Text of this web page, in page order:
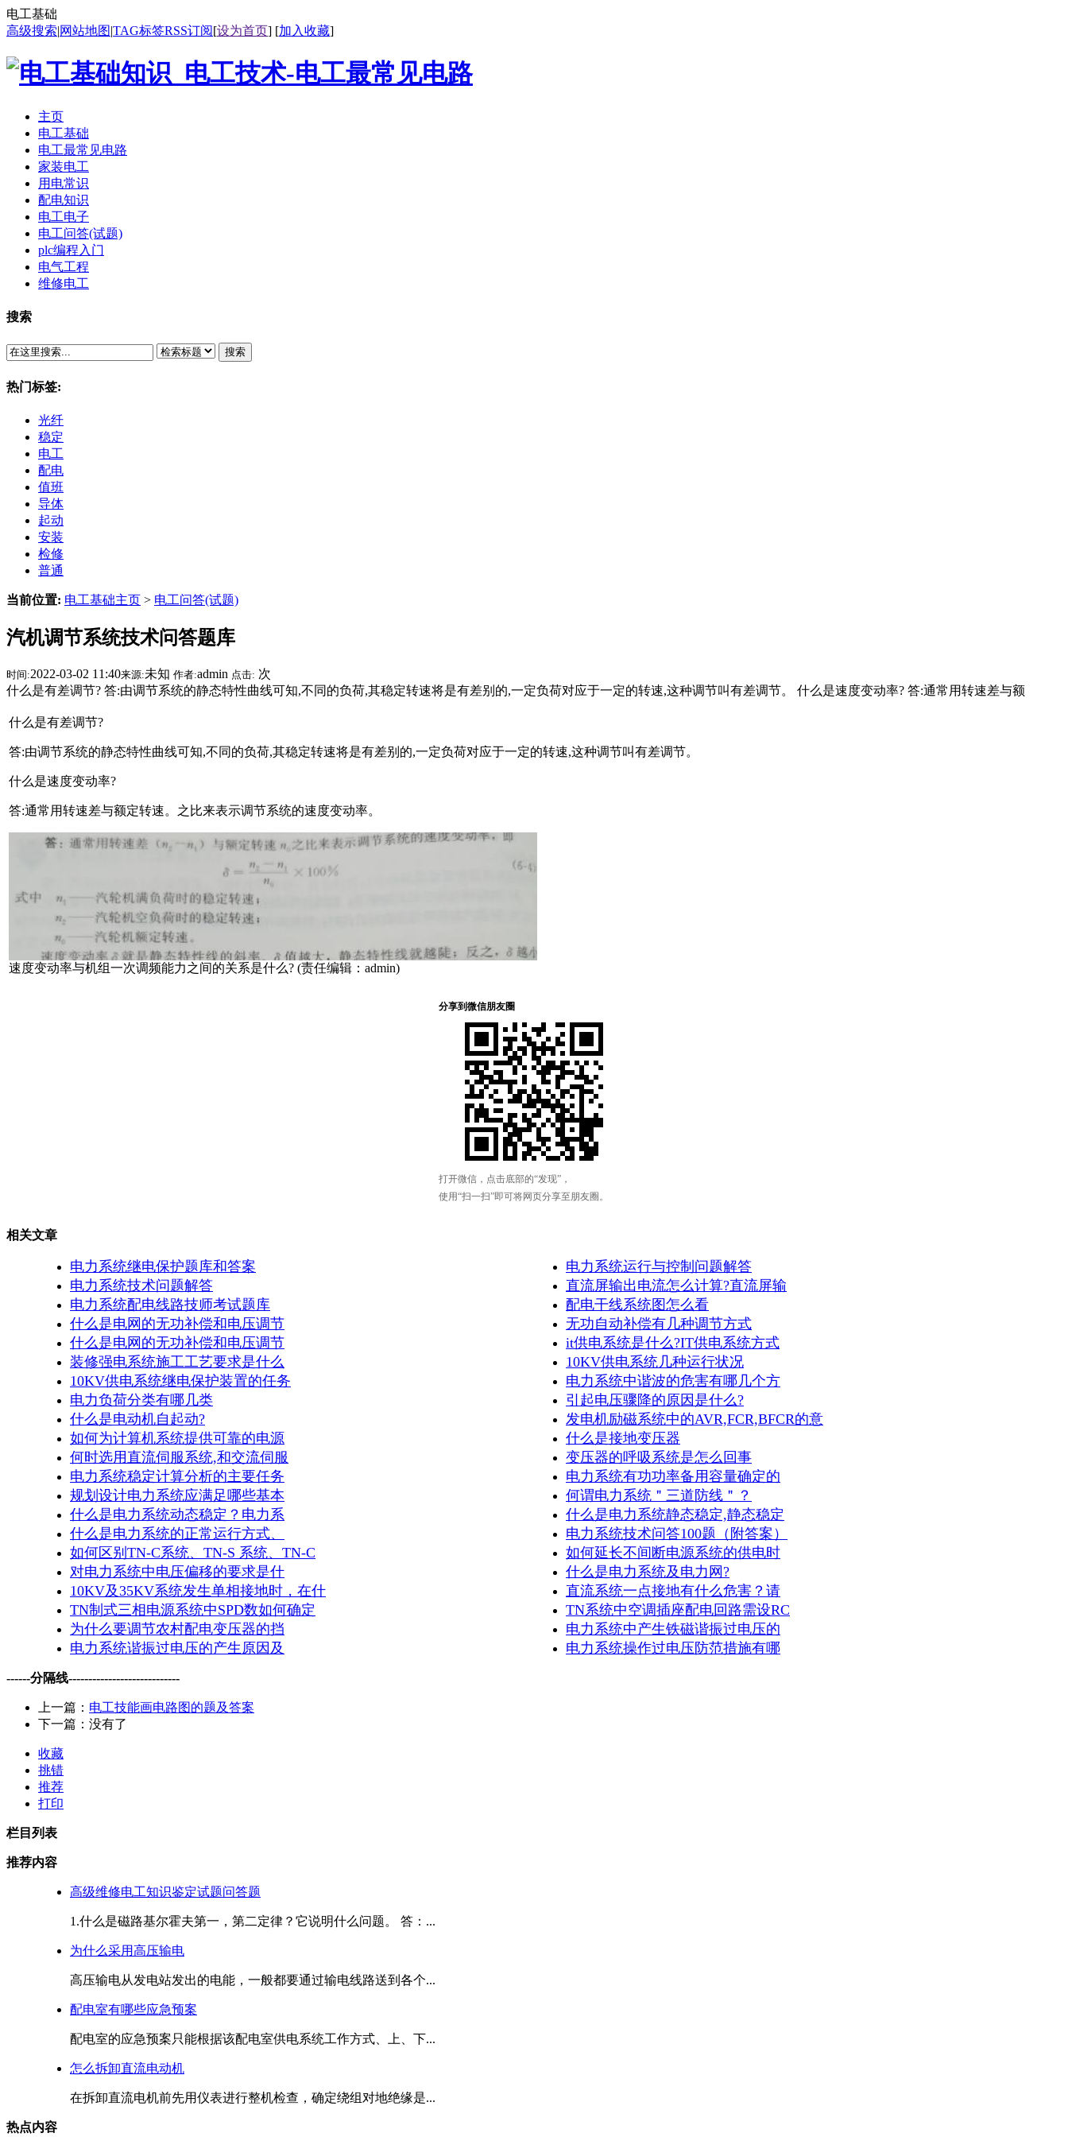
电工基础
高级搜索|网站地图|TAG标签RSS订阅[设为首页] [加入收藏]
主页
电工基础
电工最常见电路
家装电工
用电常识
配电知识
电工电子
电工问答(试题)
plc编程入门
电气工程
维修电工
搜索
搜索
热门标签:
光纤
稳定
电工
配电
值班
导体
起动
安装
检修
普通
当前位置: 电工基础主页 > 电工问答(试题)
汽机调节系统技术问答题库
时间:2022-03-02 11:40来源:未知 作者:admin 点击: 次
什么是有差调节? 答:由调节系统的静态特性曲线可知,不同的负荷,其稳定转速将是有差别的,一定负荷对应于一定的转速,这种调节叫有差调节。 什么是速度变动率? 答:通常用转速差与额
什么是有差调节?
答:由调节系统的静态特性曲线可知,不同的负荷,其稳定转速将是有差别的,一定负荷对应于一定的转速,这种调节叫有差调节。
什么是速度变动率?
答:通常用转速差与额定转速。之比来表示调节系统的速度变动率。
速度变动率与机组一次调频能力之间的关系是什么? (责任编辑：admin)
相关文章
电力系统继电保护题库和答案
电力系统运行与控制问题解答
电力系统技术问题解答
直流屏输出电流怎么计算?直流屏输
电力系统配电线路技师考试题库
配电干线系统图怎么看
什么是电网的无功补偿和电压调节
无功自动补偿有几种调节方式
什么是电网的无功补偿和电压调节
it供电系统是什么?IT供电系统方式
装修强电系统施工工艺要求是什么
10KV供电系统几种运行状况
10KV供电系统继电保护装置的任务
电力系统中谐波的危害有哪几个方
电力负荷分类有哪几类
引起电压骤降的原因是什么?
什么是电动机自起动?
发电机励磁系统中的AVR,FCR,BFCR的意
如何为计算机系统提供可靠的电源
什么是接地变压器
何时选用直流伺服系统,和交流伺服
变压器的呼吸系统是怎么回事
电力系统稳定计算分析的主要任务
电力系统有功功率备用容量确定的
规划设计电力系统应满足哪些基本
何谓电力系统＂三道防线＂？
什么是电力系统动态稳定？电力系
什么是电力系统静态稳定,静态稳定
什么是电力系统的正常运行方式、
电力系统技术问答100题（附答案）
如何区别TN-C系统、TN-S 系统、TN-C
如何延长不间断电源系统的供电时
对电力系统中电压偏移的要求是什
什么是电力系统及电力网?
10KV及35KV系统发生单相接地时，在什
直流系统一点接地有什么危害？请
TN制式三相电源系统中SPD数如何确定
TN系统中空调插座配电回路需设RC
为什么要调节农村配电变压器的挡
电力系统中产生铁磁谐振过电压的
电力系统谐振过电压的产生原因及
电力系统操作过电压防范措施有哪
------分隔线----------------------------
上一篇： 电工技能画电路图的题及答案
下一篇：没有了
收藏
挑错
推荐
打印
栏目列表
推荐内容
高级维修电工知识鉴定试题问答题
1.什么是磁路基尔霍夫第一，第二定律？它说明什么问题。 答：...
为什么采用高压输电
高压输电从发电站发出的电能，一般都要通过输电线路送到各个...
配电室有哪些应急预案
配电室的应急预案只能根据该配电室供电系统工作方式、上、下...
怎么拆卸直流电动机
在拆卸直流电机前先用仪表进行整机检查，确定绕组对地绝缘是...
热点内容